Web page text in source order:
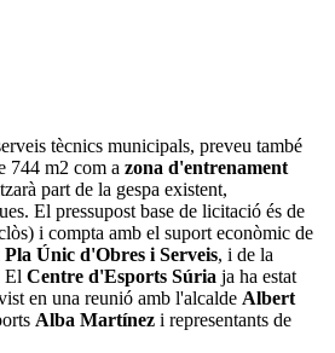
tècnics municipals, preveu també
744 m2 com a zona d'entrenament
part de la gespa existent,
El pressupost base de licitació és de
i compta amb el suport econòmic de
Pla Únic d'Obres i Serveis, i de la
El Centre d'Esports Súria ja ha estat
en una reunió amb l'alcalde Albert
Alba Martínez i representants de